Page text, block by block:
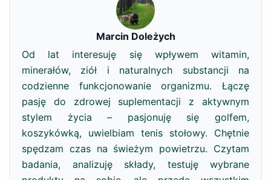
Marcin Doleżych
Od lat interesuję się wpływem witamin,
minerałów, ziół i naturalnych substancji na
codzienne funkcjonowanie organizmu. Łączę
pasję do zdrowej suplementacji z aktywnym
stylem życia – pasjonuję się golfem,
koszykówką, uwielbiam tenis stołowy. Chętnie
spędzam czas na świeżym powietrzu. Czytam
badania, analizuję składy, testuję wybrane